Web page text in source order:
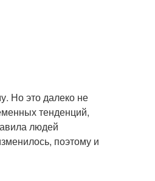
Но это далеко не
тенденций,
людей
поэтому и